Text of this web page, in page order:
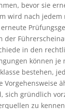
bevor sie
wird nach jedem
der
in den
können je
bestehen,
Vorgehensweise
sich gründlich
zu